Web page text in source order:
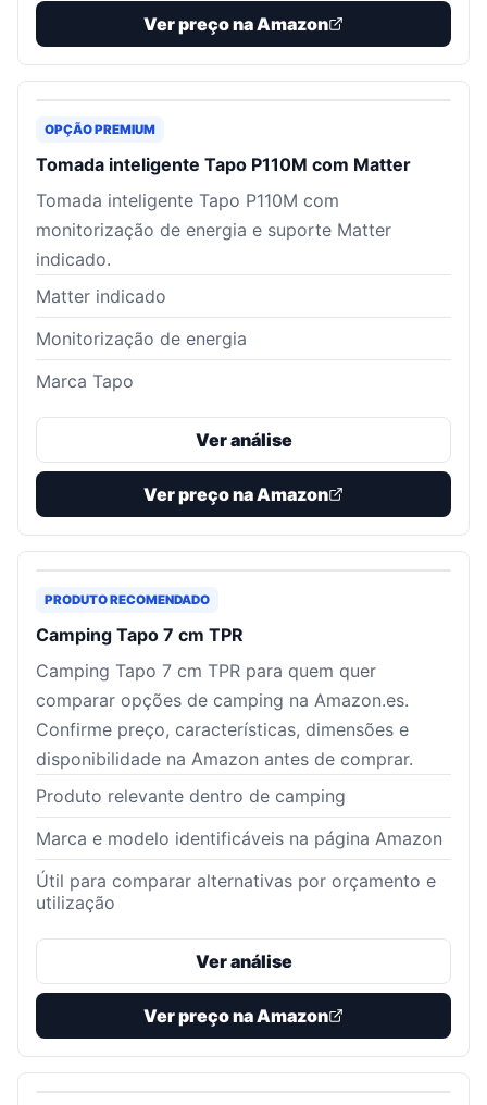
Ver preço na Amazon
OPÇÃO PREMIUM
Tomada inteligente Tapo P110M com Matter
Tomada inteligente Tapo P110M com
monitorização de energia e suporte Matter
indicado.
Matter indicado
Monitorização de energia
Marca Tapo
Ver análise
Ver preço na Amazon
PRODUTO RECOMENDADO
Camping Tapo 7 cm TPR
Camping Tapo 7 cm TPR para quem quer
comparar opções de camping na Amazon.es.
Confirme preço, características, dimensões e
disponibilidade na Amazon antes de comprar.
Produto relevante dentro de camping
Marca e modelo identificáveis na página Amazon
Útil para comparar alternativas por orçamento e
utilização
Ver análise
Ver preço na Amazon